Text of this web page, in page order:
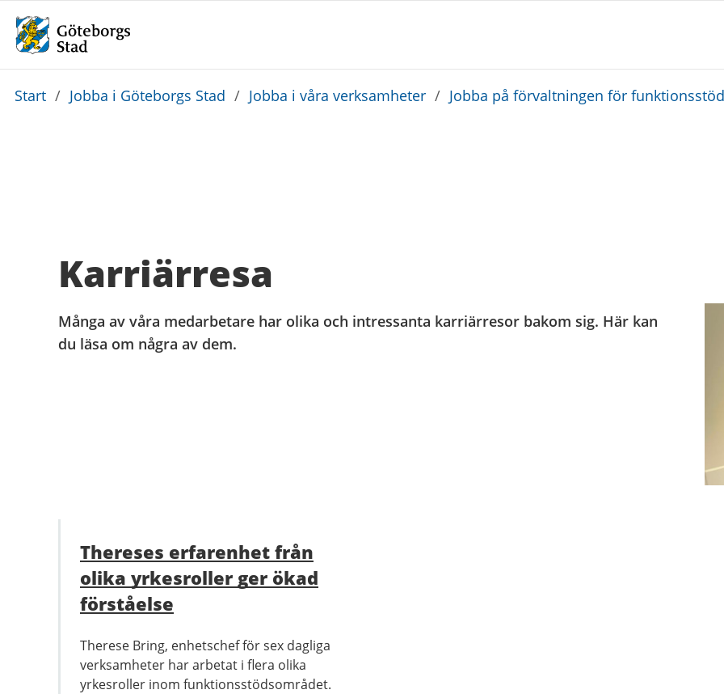
Du
Start / Jobba i Göteborgs Stad / Jobba i våra verksamheter / Jobba på förvaltningen för funktionsstöd
Karriärresa
Många av våra medarbetare har olika och intressanta karriärresor bakom sig. Här kan
du läsa om några av dem.
Thereses erfarenhet från
olika yrkesroller ger ökad
förståelse
Therese Bring, enhetschef för sex dagliga
verksamheter har arbetat i flera olika
yrkesroller inom funktionsstödsområdet.